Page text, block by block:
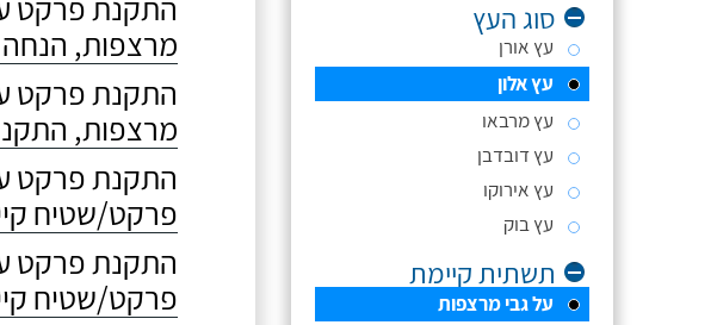
סוג העץ
עץ אורן
עץ אלון
עץ מרבאו
עץ דובדבן
עץ אירוקו
עץ בוק
תשתית קיימת
על גבי מרצפות
התקנת פרקט
מרצפות,
התקנת פרקט
מרצפות,
התקנת פרקט
פרקט/שטיח
התקנת פרקט
פרקט/שטיח